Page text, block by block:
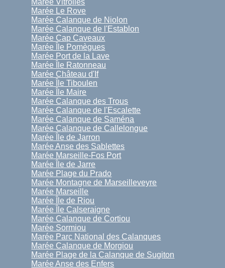
Marée Le Rove
Marée Calanque de Niolon
Marée Calanque de l'Establon
Marée Cap Caveaux
Marée Île Pomègues
Marée Port de la Lave
Marée Île Ratonneau
Marée Château d'If
Marée Île Tiboulen
Marée Île Maire
Marée Calanque des Trous
Marée Calanque de l'Escalette
Marée Calanque de Saména
Marée Calanque de Callelongue
Marée Île de Jarron
Marée Anse des Sablettes
Marée Marseille-Fos Port
Marée Île de Jarre
Marée Plage du Prado
Marée Montagne de Marseilleveyre
Marée Marseille
Marée Île de Riou
Marée Île Calseraigne
Marée Calanque de Cortiou
Marée Sormiou
Marée Parc National des Calanques
Marée Calanque de Morgiou
Marée Plage de la Calanque de Sugiton
Marée Anse des Enfers